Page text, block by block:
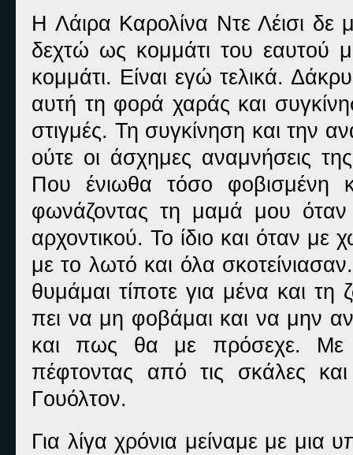
Η Λάιρα Καρολίνα Ντε Λέισι
δεχτώ ως κομμάτι του εαυτού
κομμάτι. Είναι εγώ τελικά.
αυτή τη φορά χαράς και
στιγμές. Τη συγκίνηση και την
ούτε οι άσχημες αναμνήσεις
Που ένιωθα τόσο φοβισμένη
φωνάζοντας τη μαμά μου
αρχοντικού. Το ίδιο και όταν
με το λωτό και όλα
θυμάμαι τίποτε για μένα και
πει να μη φοβάμαι και να μην
και πως θα με πρόσεχε. Με
πέφτοντας από τις σκάλες
Γουόλτον.
Για λίγα χρόνια μείναμε με μια